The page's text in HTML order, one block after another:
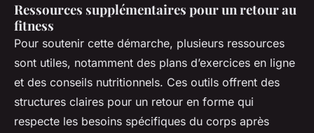
Ressources supplémentaires pour un retour au
fitness
Pour soutenir cette démarche, plusieurs ressources
sont utiles, notamment des plans d’exercices en ligne
et des conseils nutritionnels. Ces outils offrent des
structures claires pour un retour en forme qui
respecte les besoins spécifiques du corps après